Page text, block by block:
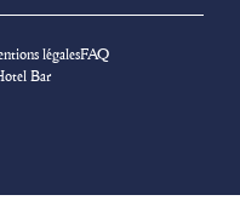
légalesFAQ
Bar